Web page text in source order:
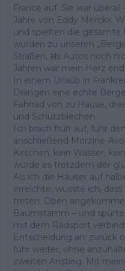
France auf. Sie war
Jahre von Eddy Merckx.
und spielten die gesamte
wurden zu unseren
Straßen, als Autos noch
Jahren war mein Herz
In einem Urlaub in
Drängen eine echte
Fahrrad von zu Hause,
und Schutzblechen.
Ich brach früh auf, fuhr
anschließend Morzine-
Kirschen, kein Wasser,
wurde es trotzdem der
Als ich die Häuser auf
erreichte, wusste ich,
treten. Oben
Baumstamm – und
mit dem Radsport
Entscheidung an: zurück
fuhr weiter, ohne
zweiten Anstieg. Mit